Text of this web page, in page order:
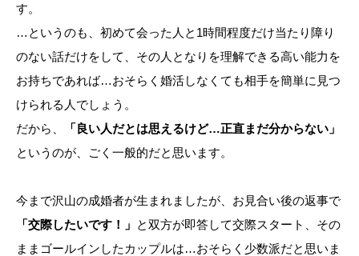
す。
…というのも、初めて会った人と1時間程度だけ当たり障り
のない話だけをして、その人となりを理解できる高い能力を
お持ちであれば…おそらく婚活しなくても相手を簡単に見つ
けられる人でしょう。
だから、
「良い人だとは思えるけど…正直まだ分からない」
というのが、ごく一般的だと思います。
今まで沢山の成婚者が生まれましたが、お見合い後の返事で
「交際したいです！」 と双方が即答して交際スタート、その
ままゴールインしたカップルは…おそらく少数派だと思いま